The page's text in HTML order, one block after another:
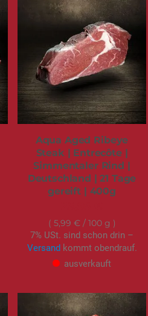
Aqua Aged Ribeye
Steak | Entrecôte |
Simmentaler Rind |
Deutschland | 21 Tage
gereift | 400g
5,99 €/ 100 g
7% USt. sind schon drin –
Versandkommt obendrauf.
ausverkauft